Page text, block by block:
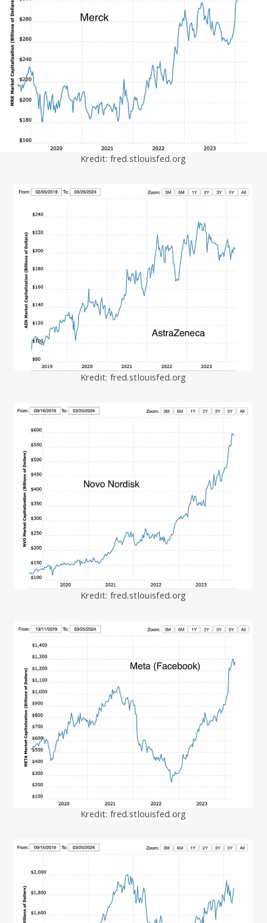
Kredit: fred.stlouisfed.org
Kredit: fred.stlouisfed.org
Kredit: fred.stlouisfed.org
Kredit: fred.stlouisfed.org